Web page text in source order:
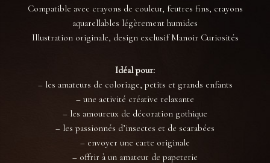
Compatible avec crayons de couleur, feutres fins, crayons
aquarellables légèrement humides
Illustration originale, design exclusif Manoir Curiosités
Idéal pour:
– les amateurs de coloriage, petits et grands enfants
– une activité créative relaxante
– les amoureux de décoration gothique
– les passionnés d’insectes et de scarabées
– envoyer une carte originale
– offrir à un amateur de papeterie